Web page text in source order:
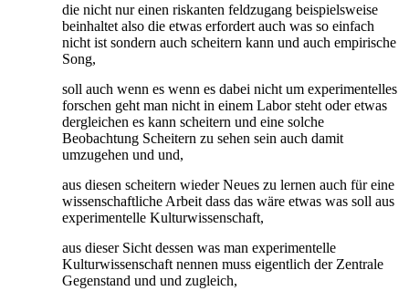
die nicht nur einen riskanten feldzugang beispielsweise
beinhaltet also die etwas erfordert auch was so einfach
nicht ist sondern auch scheitern kann und auch empirische
Song,
soll auch wenn es wenn es dabei nicht um experimentelles
forschen geht man nicht in einem Labor steht oder etwas
dergleichen es kann scheitern und eine solche
Beobachtung Scheitern zu sehen sein auch damit
umzugehen und und,
aus diesen scheitern wieder Neues zu lernen auch für eine
wissenschaftliche Arbeit dass das wäre etwas was soll aus
experimentelle Kulturwissenschaft,
aus dieser Sicht dessen was man experimentelle
Kulturwissenschaft nennen muss eigentlich der Zentrale
Gegenstand und und zugleich,